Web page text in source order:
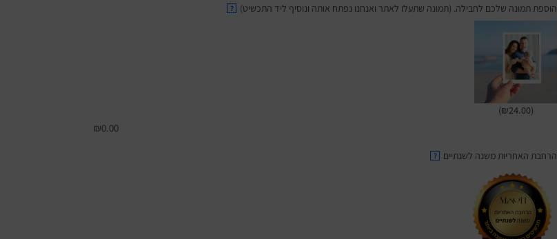
הוספת תמונה שלכם לחבילה. (תמונה שתעלו לאתר ואנחנו נפתח אותה ונוסיף ליד התכשיט) ?
(₪24.00)
₪0.00
הרחבת האחריות משנה לשנתיים ?